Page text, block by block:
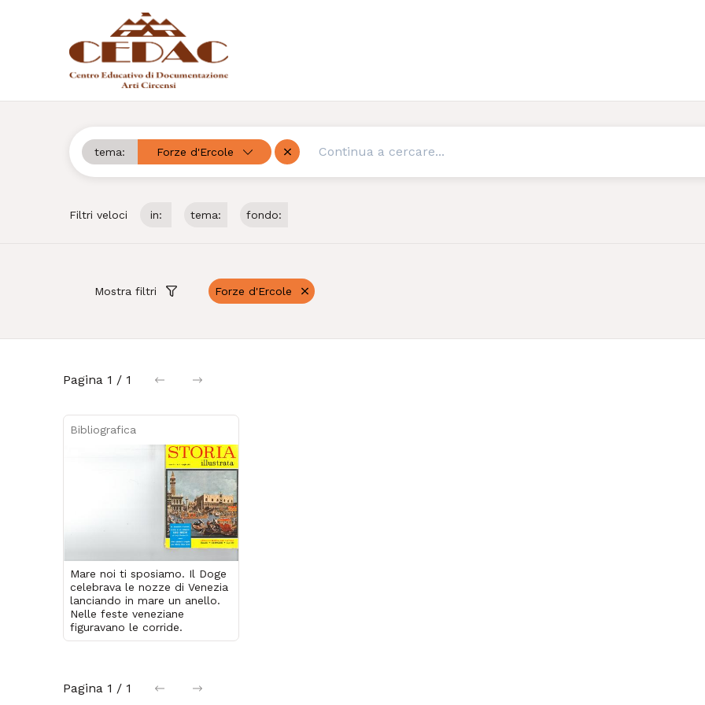
tema: Forze d'Ercole
Rimuovi
Cerca
Filtri veloci in: tema: fondo:
Mostra filtri Forze d'Ercole
Pagina 1 / 1 precedentesuccessiva
Bibliografica
Mare noi ti sposiamo. Il Doge
celebrava le nozze di Venezia
lanciando in mare un anello.
Nelle feste veneziane
figuravano le corride.
Pagina 1 / 1 precedentesuccessiva